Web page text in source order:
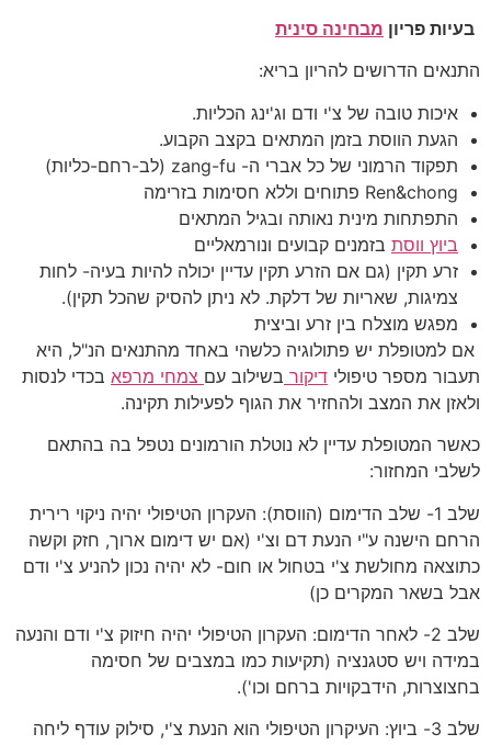
בעיות פריון מבחינה סינית
התנאים הדרושים להריון בריא:
איכות טובה של צ'י ודם וג'ינג הכליות.
הגעת הווסת בזמן המתאים בקצב הקבוע.
תפקוד הרמוני של כל אברי ה- zang-fu (לב-רחם-כליות)
Ren&chong פתוחים וללא חסימות בזרימה
התפתחות מינית נאותה ובגיל המתאים
ביוץ ווסת בזמנים קבועים ונורמאליים
זרע תקין (גם אם הזרע תקין עדיין יכולה להיות בעיה- לחות
צמיגות, שאריות של דלקת. לא ניתן להסיק שהכל תקין).
מפגש מוצלח בין זרע וביצית
אם למטופלת יש פתולוגיה כלשהי באחד מהתנאים הנ"ל, היא
תעבור מספר טיפולי דיקור בשילוב עם צמחי מרפא בכדי לנסות
ולאזן את המצב ולהחזיר את הגוף לפעילות תקינה.
כאשר המטופלת עדיין לא נוטלת הורמונים נטפל בה בהתאם
לשלבי המחזור:
שלב 1- שלב הדימום (הווסת): העקרון הטיפולי יהיה ניקוי רירית
הרחם הישנה ע"י הנעת דם וצ'י (אם יש דימום ארוך, חזק וקשה
כתוצאה מחולשת צ'י בטחול או חום- לא יהיה נכון להניע צ'י ודם
אבל בשאר המקרים כן)
שלב 2- לאחר הדימום: העקרון הטיפולי יהיה חיזוק צ'י ודם והנעה
במידה ויש סטגנציה (תקיעות כמו במצבים של חסימה
בחצוצרות, הידבקויות ברחם וכו').
שלב 3- ביוץ: העיקרון הטיפולי הוא הנעת צ'י, סילוק עודף ליחה